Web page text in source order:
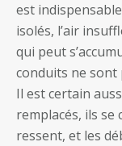
est
isolés, l’air
qui peut
conduits ne sont
Il est certain
remplacés, ils se
ressent, et les